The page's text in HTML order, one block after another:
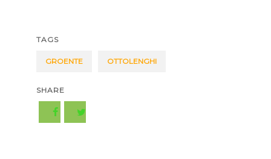
TAGS
GROENTE OTTOLENGHI
SHARE